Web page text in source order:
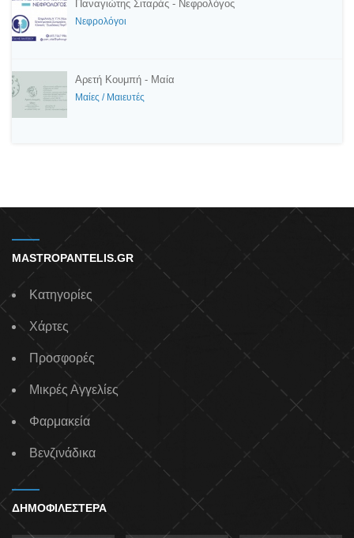
Παναγιώτης Σιταράς - Νεφρολόγος
Νεφρολόγοι
Αρετή Κουμπή - Μαία
Μαίες / Μαιευτές
MASTROPANTELIS.GR
Κατηγορίες
Χάρτες
Προσφορές
Μικρές Αγγελίες
Φαρμακεία
Βενζινάδικα
ΔΗΜΟΦΙΛΕΣΤΕΡΑ